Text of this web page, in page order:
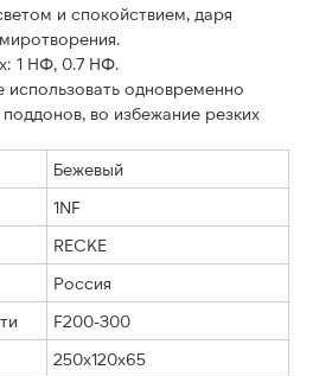
и спокойствием, даря
1 НФ, 0.7 НФ.
одновременно
во избежание резких
Бежевый
1NF
RECKE
Россия
F200-300
250х120х65